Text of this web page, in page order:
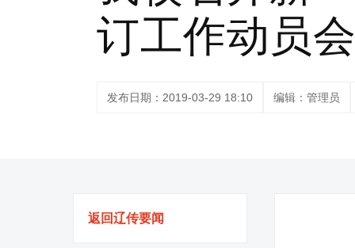
订工作动员
发布日期：2019-03-29 18:10 编辑：管理员
返回辽传要闻